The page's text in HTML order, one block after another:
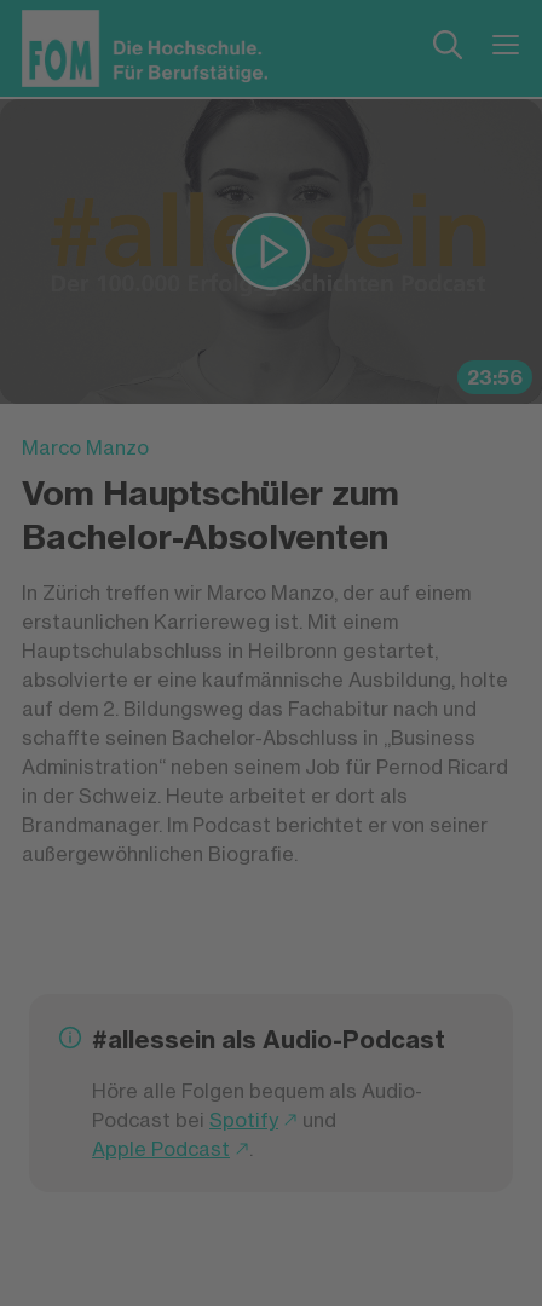
23:56
Marco Manzo
Vom Hauptschüler zum
Bachelor-Absolventen
In Zürich treffen wir Marco Manzo, der auf einem
erstaunlichen Karriereweg ist. Mit einem
Hauptschulabschluss in Heilbronn gestartet,
absolvierte er eine kaufmännische Ausbildung, holte
auf dem 2. Bildungsweg das Fachabitur nach und
schaffte seinen Bachelor-Abschluss in „Business
Administration“ neben seinem Job für Pernod Ricard
in der Schweiz. Heute arbeitet er dort als
Brandmanager. Im Podcast berichtet er von seiner
außergewöhnlichen Biografie.
#allessein als Audio-Podcast
Höre alle Folgen bequem als Audio-
Podcast bei Spotify
und
Apple Podcast
.